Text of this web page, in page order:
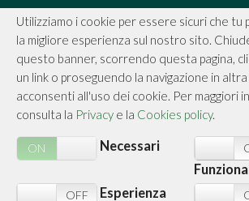
CONTATTI
INFORMAZIONI
ACQUISTI SICURI
SICUREZZA
Utilizziamo i cookie per essere sicuri che tu
la migliore esperienza sul nostro sito.
questo banner, scorrendo questa pagina,
un link o proseguendo la navigazione in altra
acconsenti all'uso dei cookie. Per maggiori
consulta la Privacy e la Cookies policy.
ON OFF
Necessari
OFF EsperienzaON